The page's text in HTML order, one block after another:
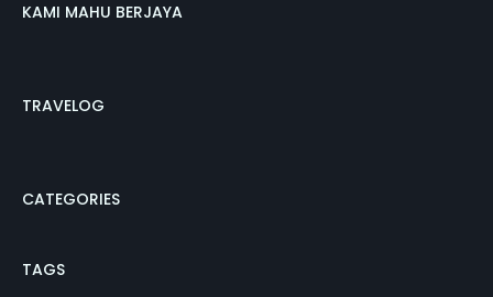
KAMI MAHU BERJAYA
TRAVELOG
CATEGORIES
TAGS